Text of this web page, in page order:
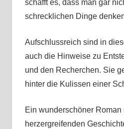
schafft es, dass man gar
schrecklichen Dinge
Aufschlussreich sind in
auch die Hinweise zu
und den Recherchen. Sie
hinter die Kulissen einer
Ein wunderschöner Roman
herzergreifenden